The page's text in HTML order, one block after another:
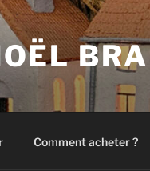
Comment acheter ?